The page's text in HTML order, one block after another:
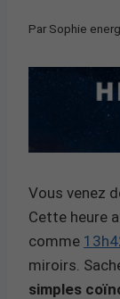
Par Sophie
Vous venez
Cette heure
comme
miroirs.
simples